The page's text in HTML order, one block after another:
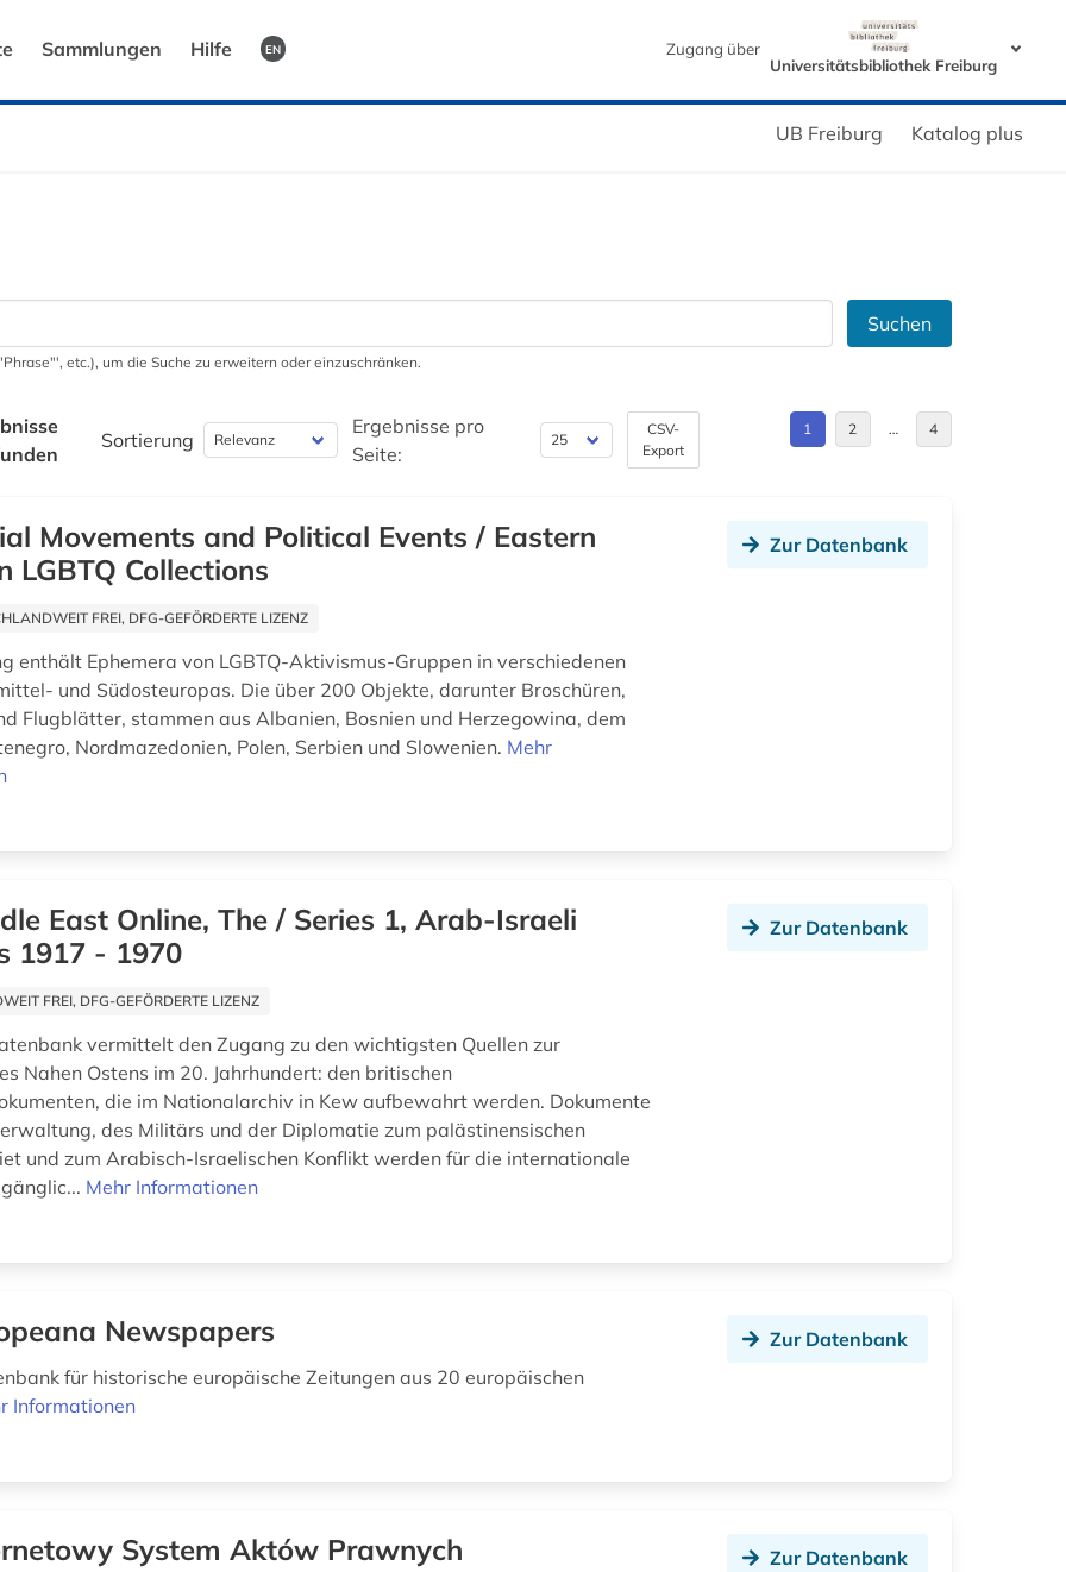
Sammlungen Hilfe EN
Zugang über
Universitätsbibliothek Freiburg
UB Freiburg Katalog plus
Suchen
etc.), um die Suche zu erweitern oder einzuschränken.
Sortierung
Ergebnisse pro
Seite:
CSV-
Export
1 2 … 4
Movements and Political Events / Eastern
LGBTQ Collections
FREI, DFG-GEFÖRDERTE LIZENZ
enthält Ephemera von LGBTQ-Aktivismus-Gruppen in verschiedenen
und Südosteuropas. Die über 200 Objekte, darunter Broschüren,
Flugblätter, stammen aus Albanien, Bosnien und Herzegowina, dem
Nordmazedonien, Polen, Serbien und Slowenien. Mehr
Zur Datenbank
East Online, The / Series 1, Arab-Israeli
1917 - 1970
FREI, DFG-GEFÖRDERTE LIZENZ
vermittelt den Zugang zu den wichtigsten Quellen zur
Nahen Ostens im 20. Jahrhundert: den britischen
die im Nationalarchiv in Kew aufbewahrt werden. Dokumente
des Militärs und der Diplomatie zum palästinensischen
und zum Arabisch-Israelischen Konflikt werden für die internationale
Mehr Informationen
Zur Datenbank
Newspapers
für historische europäische Zeitungen aus 20 europäischen
Informationen
Zur Datenbank
System Aktów Prawnych Zur Datenbank